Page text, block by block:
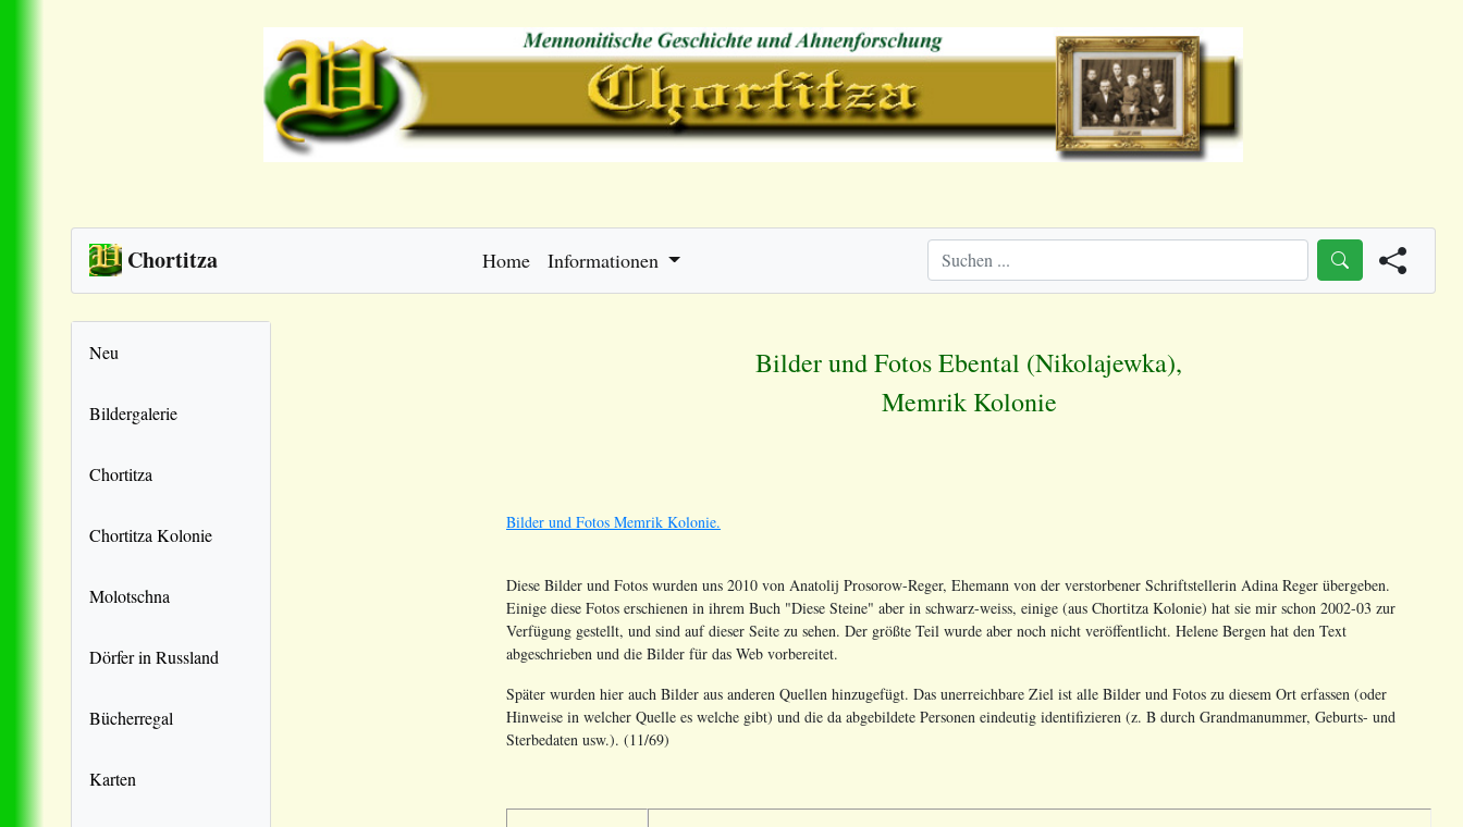
Chortitza Home Informationen
Neu
Bildergalerie
Chortitza
Chortitza Kolonie
Molotschna
Dörfer in Russland
Bücherregal
Karten
Bilder und Fotos Ebental (Nikolajewka),
Memrik Kolonie
Bilder und Fotos Memrik Kolonie.
Diese Bilder und Fotos wurden uns 2010 von Anatolij Prosorow-Reger, Ehemann von der verstorbener Schriftstellerin Adina Reger übergeben.
Einige diese Fotos erschienen in ihrem Buch "Diese Steine" aber in schwarz-weiss, einige (aus Chortitza Kolonie) hat sie mir schon 2002-03 zur
Verfügung gestellt, und sind auf dieser Seite zu sehen. Der größte Teil wurde aber noch nicht veröffentlicht. Helene Bergen hat den Text
abgeschrieben und die Bilder für das Web vorbereitet.
Später wurden hier auch Bilder aus anderen Quellen hinzugefügt. Das unerreichbare Ziel ist alle Bilder und Fotos zu diesem Ort erfassen (oder
Hinweise in welcher Quelle es welche gibt) und die da abgebildete Personen eindeutig identifizieren (z. B durch Grandmanummer, Geburts- und
Sterbedaten usw.). (11/69)